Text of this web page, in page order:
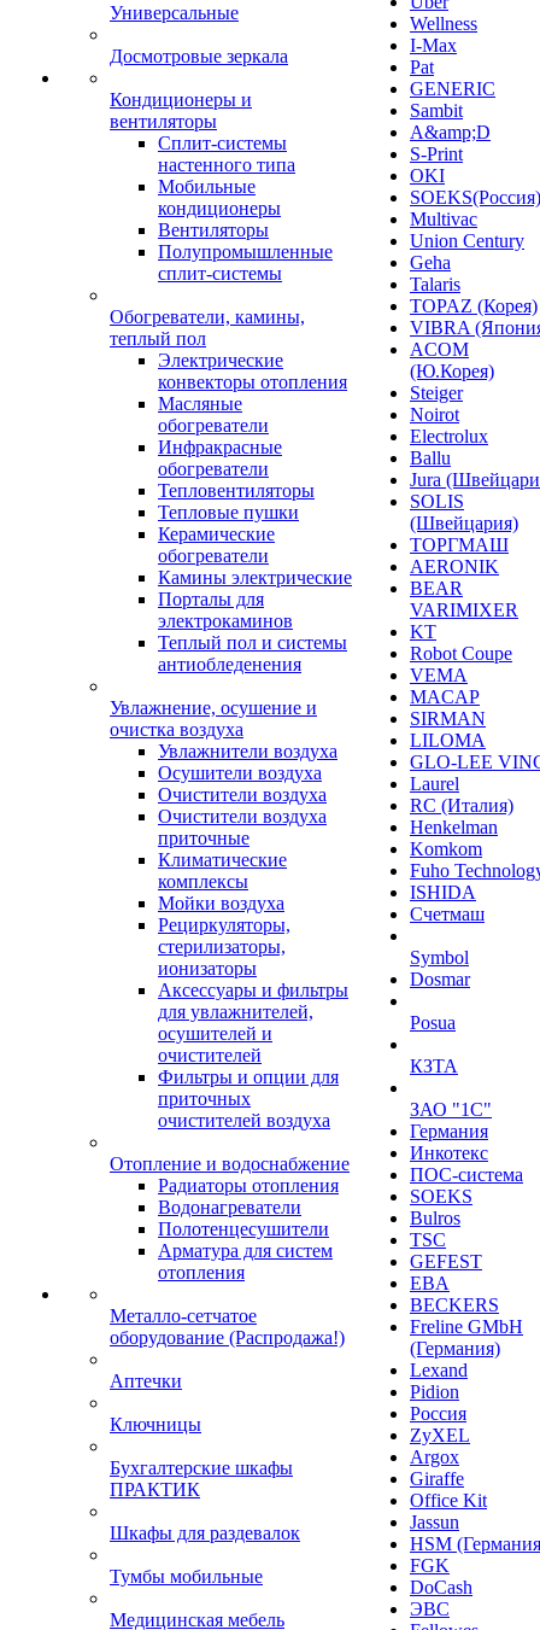
Универсальные
Досмотровые зеркала
Кондиционеры и
вентиляторы
Сплит-системы
настенного типа
Мобильные
кондиционеры
Вентиляторы
Полупромышленные
сплит-системы
Обогреватели, камины,
теплый пол
Электрические
конвекторы отопления
Масляные
обогреватели
Инфракрасные
обогреватели
Тепловентиляторы
Тепловые пушки
Керамические
обогреватели
Камины электрические
Порталы для
электрокаминов
Теплый пол и системы
антиобледенения
Увлажнение, осушение и
очистка воздуха
Увлажнители воздуха
Осушители воздуха
Очистители воздуха
Очистители воздуха
приточные
Климатические
комплексы
Мойки воздуха
Рециркуляторы,
стерилизаторы,
ионизаторы
Аксессуары и фильтры
для увлажнителей,
осушителей и
очистителей
Фильтры и опции для
приточных
очистителей воздуха
Отопление и водоснабжение
Радиаторы отопления
Водонагреватели
Полотенцесушители
Арматура для систем
отопления
Металло-сетчатое
оборудование (Распродажа!)
Аптечки
Ключницы
Бухгалтерские шкафы
ПРАКТИК
Шкафы для раздевалок
Тумбы мобильные
Медицинская мебель
Wellness
I-Max
Pat
GENERIC
Sambit
A&amp;D
S-Print
OKI
SOEKS(Россия)
Multivac
Union Century
Geha
Talaris
TOPAZ (Корея)
VIBRA
ACOM
(Ю.Корея)
Steiger
Noirot
Electrolux
Ballu
Jura
SOLIS
(Швейцария)
ТОРГМАШ
AERONIK
BEAR
VARIMIXER
KT
Robot Coupe
VEMA
MACAP
SIRMAN
LILOMA
GLO-LEE
Laurel
RC (Италия)
Henkelman
Komkom
Fuho
ISHIDA
Счетмаш
Symbol
Dosmar
Posua
КЗТА
ЗАО "1С"
Германия
Инкотекс
ПОС-система
SOEKS
Bulros
TSC
GEFEST
EBA
BECKERS
Freline GMbH
(Германия)
Lexand
Pidion
Россия
ZyXEL
Argox
Giraffe
Office Kit
Jassun
HSM
FGK
DoCash
ЭВС